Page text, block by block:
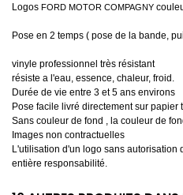
Logos FORD MOTOR COMPAGNY
Pose en 2 temps ( pose de la bande,
vinyle professionnel très résistant
résiste a l'eau, essence, chaleur, froid.
Durée de vie entre 3 et 5 ans environs
Pose facile livré directement sur papier
Sans couleur de fond , la couleur de
Images non contractuelles
L'utilisation d'un logo sans autorisation
entière responsabilité.